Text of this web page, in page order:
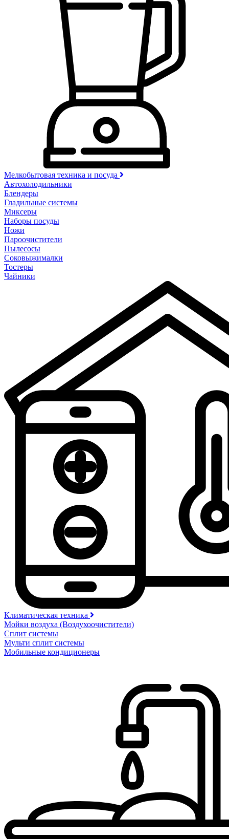
Мелкобытовая техника и посуда
Автохолодильники
Блендеры
Гладильные системы
Миксеры
Наборы посуды
Ножи
Пароочистители
Пылесосы
Соковыжималки
Тостеры
Чайники
Климатическая техника
Мойки воздуха (Воздухоочистители)
Сплит системы
Мульти сплит системы
Мобильные кондиционеры